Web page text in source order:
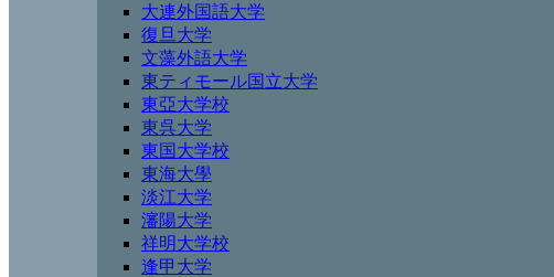
大連外国語大学
復旦大学
文藻外語大学
東ティモール国立大学
東亞大学校
東呉大学
東国大学校
東海大學
淡江大学
瀋陽大学
祥明大学校
逢甲大学